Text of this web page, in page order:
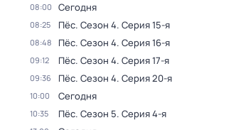
08:00 Сегодня
08:25 Пёс. Сезон 4. Серия 15-я
08:48 Пёс. Сезон 4. Серия 16-я
09:12 Пёс. Сезон 4. Серия 17-я
09:36 Пёс. Сезон 4. Серия 20-я
10:00 Сегодня
10:35 Пёс. Сезон 5. Серия 4-я